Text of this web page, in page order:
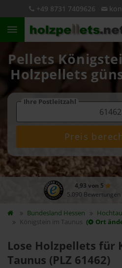
+49 8731 7409626
Pellets
Holzpellets
Ihre Postleitzahl
Preis
4,93 von 5
5.090 Bewertungen
Bundesland Hessen
Königstein im Taunus ( Ort
Lose Holzpellets für
Taunus (PLZ 61462)